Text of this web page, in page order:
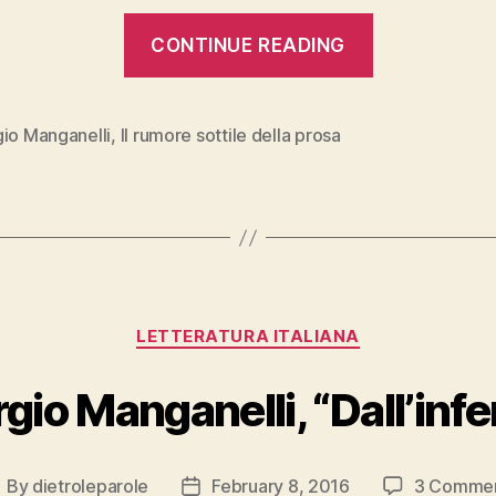
CONTINUE READING
prosa””
Manganelli, Il rumore sottile della prosa
Categories
LETTERATURA ITALIANA
Manganelli,
By dietroleparole PostFebruary 8, 2016 3